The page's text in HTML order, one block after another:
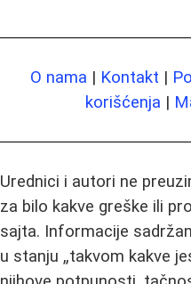
O nama | Kontakt |
korišćenja |
Urednici i autori ne
za bilo kakve greške ili
sajta. Informacije
u stanju „takvom kakve